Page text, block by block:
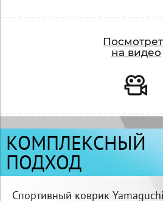
на видео
КОМПЛЕКСНЫЙ
ПОДХОД
Спортивный коврик